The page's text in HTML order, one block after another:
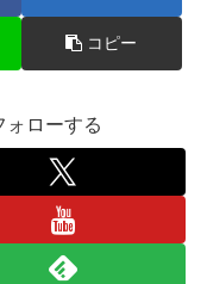
コピー
ォローする